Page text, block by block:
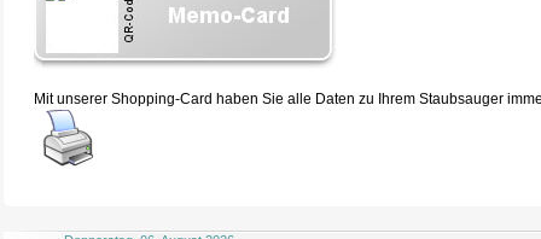
Mit unserer Shopping-Card haben Sie alle Daten zu Ihrem Staubsauger